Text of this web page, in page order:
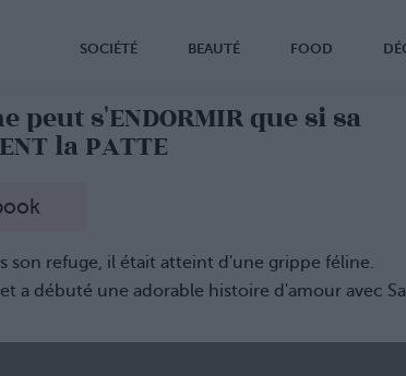
SOCIÉTÉ BEAUTÉ FOOD
peut s'ENDORMIR que si sa
la PATTE
son refuge, il était atteint d'une grippe féline.
a débuté une adorable histoire d'amour avec